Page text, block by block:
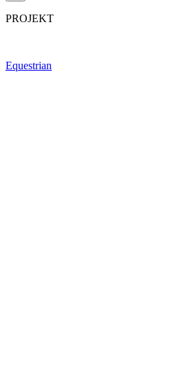
PROJEKT
Equestrian